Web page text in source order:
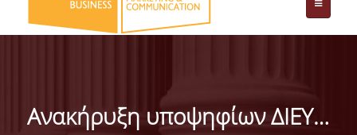
ΤΟ ΤΜΗΜΑ
ΜΑΡΚΕΤΙΝΓΚ & ΕΠΙΚΟΙΝΩΝΙΑ
Ανακήρυξη υποψηφίων ΔΙΕΥΘΥΝΤΩΝ Εργαστηρίων